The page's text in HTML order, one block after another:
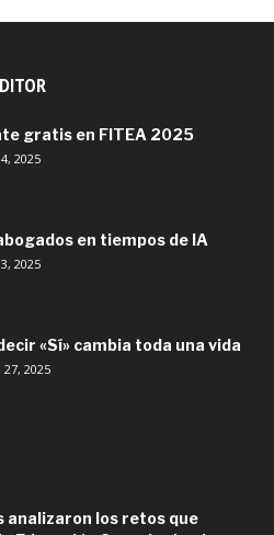
gratis en FITEA 2025
2025
en tiempos de IA
2025
«Sí» cambia toda una vida
2025
analizaron los retos que